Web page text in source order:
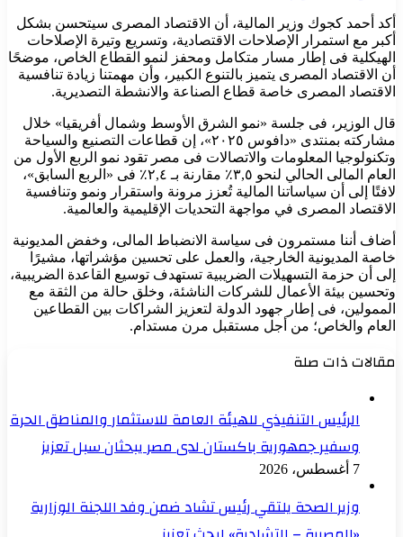
أكد أحمد كجوك وزير المالية، أن الاقتصاد المصرى سيتحسن بشكل
أكبر مع استمرار الإصلاحات الاقتصادية، وتسريع وتيرة الإصلاحات
الهيكلية فى إطار مسار متكامل ومحفز لنمو القطاع الخاص، موضحًا
أن الاقتصاد المصرى يتميز بالتنوع الكبير، وأن مهمتنا زيادة تنافسية
الاقتصاد المصرى خاصة قطاع الصناعة والانشطة التصديرية.
قال الوزير، فى جلسة «نمو الشرق الأوسط وشمال أفريقيا» خلال
مشاركته بمنتدى «دافوس ٢٠٢٥»، إن قطاعات التصنيع والسياحة
وتكنولوجيا المعلومات والاتصالات فى مصر تقود نمو الربع الأول من
العام المالى الحالي لنحو ٣,٥٪ مقارنة بـ ٢,٤٪ فى «الربع السابق»،
لافتًا إلى أن سياساتنا المالية تُعزز مرونة واستقرار ونمو وتنافسية
الاقتصاد المصرى في مواجهة التحديات الإقليمية والعالمية.
أضاف أننا مستمرون فى سياسة الانضباط المالى، وخفض المديونية
خاصة المديونية الخارجية، والعمل على تحسين مؤشراتها، مشيرًا
إلى أن حزمة التسهيلات الضريبية تستهدف توسيع القاعدة الضريبية،
وتحسين بيئة الأعمال للشركات الناشئة، وخلق حالة من الثقة مع
الممولين، فى إطار جهود الدولة لتعزيز الشراكات بين القطاعين
العام والخاص؛ من أجل مستقبل مرن مستدام.
مقالات ذات صلة
الرئيس التنفيذي للهيئة العامة للاستثمار والمناطق الحرة
وسفير جمهورية باكستان لدى مصر يبحثان سبل تعزيز
7 أغسطس، 2026
وزير الصحة يلتقي رئيس تشاد ضمن وفد اللجنة الوزارية